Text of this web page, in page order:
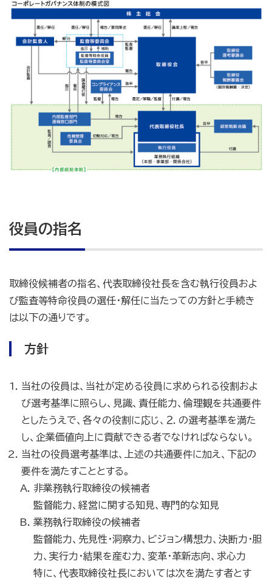
役員の指名
取締役候補者の指名、代表取締役社長を含む執行役員およ
び監査等特命役員の選任・解任に当たっての方針と手続き
は以下の通りです。
方針
当社の役員は、当社が定める役員に求められる役割およ
び選考基準に照らし、見識、責任能力、倫理観を共通要件
としたうえで、各々の役割に応じ、２．の選考基準を満た
し、企業価値向上に貢献できる者でなければならない。
当社の役員選考基準は、上述の共通要件に加え、下記の
要件を満たすこととする。
非業務執行取締役の候補者
監督能力、経営に関する知見、専門的な知見
業務執行取締役の候補者
監督能力、先見性・洞察力、ビジョン構想力、決断力・胆
力、実行力・結果を産む力、変革・革新志向、求心力
特に、代表取締役社長においては次を満たす者とす